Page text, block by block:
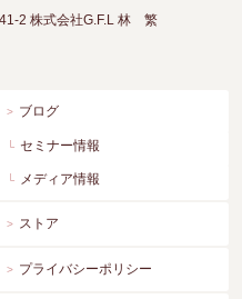
2 株式会社G.F.L 林 繁
ブログ
セミナー情報
メディア情報
ストア
プライバシーポリシー